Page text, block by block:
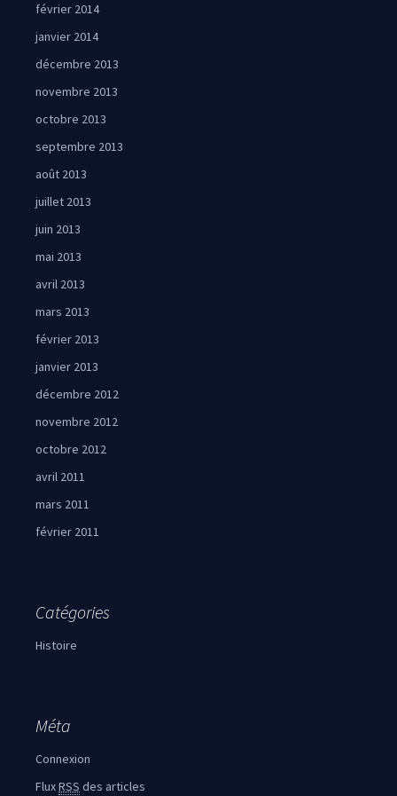
février 2014
janvier 2014
décembre 2013
novembre 2013
octobre 2013
septembre 2013
août 2013
juillet 2013
juin 2013
mai 2013
avril 2013
mars 2013
février 2013
janvier 2013
décembre 2012
novembre 2012
octobre 2012
avril 2011
mars 2011
février 2011
Catégories
Histoire
Méta
Connexion
FluxRSS des articles